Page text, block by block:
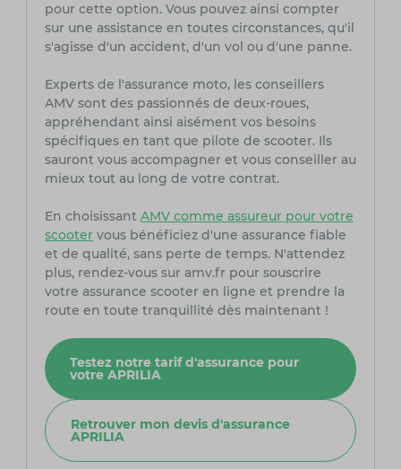
pour cette option. Vous pouvez ainsi compter
sur une assistance en toutes circonstances, qu'il
s'agisse d'un accident, d'un vol ou d'une panne.
Experts de l'assurance moto, les conseillers
AMV sont des passionnés de deux-roues,
appréhendant ainsi aisément vos besoins
spécifiques en tant que pilote de scooter. Ils
sauront vous accompagner et vous conseiller au
mieux tout au long de votre contrat.
En choisissant AMV comme assureur pour votre
scootervous bénéficiez d'une assurance fiable
et de qualité, sans perte de temps. N'attendez
plus, rendez-vous sur amv.fr pour souscrire
votre assurance scooter en ligne et prendre la
route en toute tranquillité dès maintenant !
Testez notre tarif d'assurance pour
votre APRILIA
Retrouver mon devis d'assurance
APRILIA